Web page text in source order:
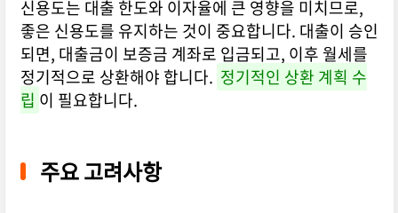
신용도는 대출 한도와 이자율에 큰 영향을 미치므로,
좋은 신용도를 유지하는 것이 중요합니다. 대출이 승인
되면, 대출금이 보증금 계좌로 입금되고, 이후 월세를
정기적으로 상환해야 합니다. 정기적인 상환 계획 수
립 이 필요합니다.
주요 고려사항